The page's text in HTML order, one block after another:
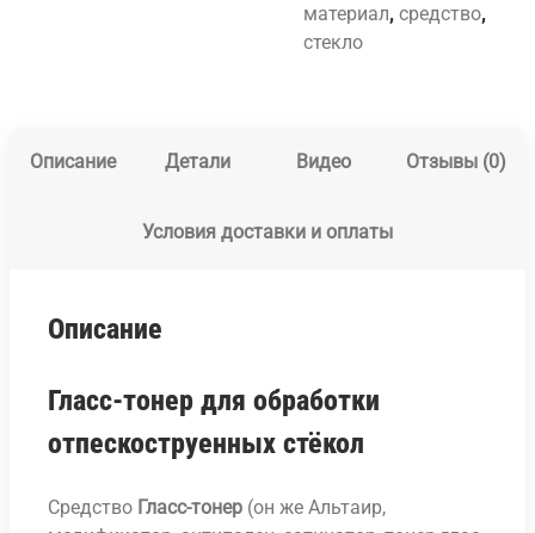
материал, средство,
стекло
Описание Детали Видео Отзывы (0)
Условия доставки и оплаты
Описание
Гласс-тонер для обработки
отпескоструенных стёкол
Средство Гласс-тонер (он же Альтаир,